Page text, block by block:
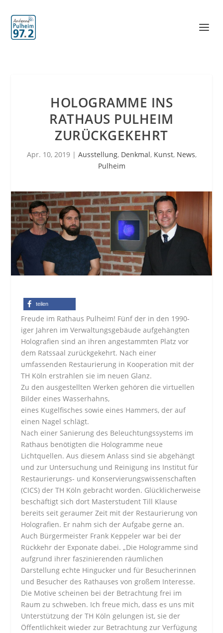
HOLOGRAMME INS
RATHAUS PULHEIM
ZURÜCKGEKEHRT
Apr. 10, 2019| Ausstellung, Denkmal, Kunst, News,
Pulheim
teilen
Freude im Rathaus Pulheim! Fünf der in den 1990-
iger Jahren im Verwaltungsgebäude aufgehängten
Holografien sind an ihren angestammten Platz vor
dem Ratssaal zurückgekehrt. Nach einer
umfassenden Restaurierung in Kooperation mit der
TH Köln erstrahlen sie im neuen Glanz.
Zu den ausgestellten Werken gehören die virtuellen
Bilder eines Wasserhahns,
eines Kugelfisches sowie eines Hammers, der auf
einen Nagel schlägt.
Nach einer Sanierung des Beleuchtungssystems im
Rathaus benötigten die Hologramme neue
Lichtquellen. Aus diesem Anlass sind sie abgehängt
und zur Untersuchung und Reinigung ins Institut für
Restaurierungs- und Konservierungswissenschaften
(CICS) der TH Köln gebracht worden. Glücklicherweise
beschäftigt sich dort Masterstudent Till Klause
bereits seit geraumer Zeit mit der Restaurierung von
Holografien. Er nahm sich der Aufgabe gerne an.
Auch Bürgermeister Frank Keppeler war bei der
Rückkehr der Exponate dabei. „Die Hologramme sind
aufgrund ihrer faszinierenden räumlichen
Darstellung echte Hingucker und für Besucherinnen
und Besucher des Rathauses von großem Interesse.
Die Motive scheinen bei der Betrachtung frei im
Raum zu schweben. Ich freue mich, dass es uns mit
Unterstützung der TH Köln gelungen ist, sie der
Öffentlichkeit wieder zur Betrachtung zur Verfügung